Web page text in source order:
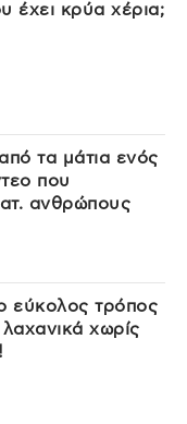
έχει κρύα χέρια;
τα μάτια ενός
που
ανθρώπους
εύκολος τρόπος
χωρίς